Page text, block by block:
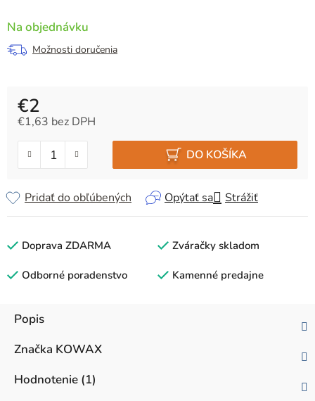
Na objednávku
Možnosti doručenia
€2
€1,63 bez DPH
DO KOŠÍKA
Opýtať sa Strážiť
Pridať do obľúbených
Doprava ZDARMA Zváračky skladom
Odborné poradenstvo Kamenné predajne
Popis
Značka KOWAX
Hodnotenie (1)